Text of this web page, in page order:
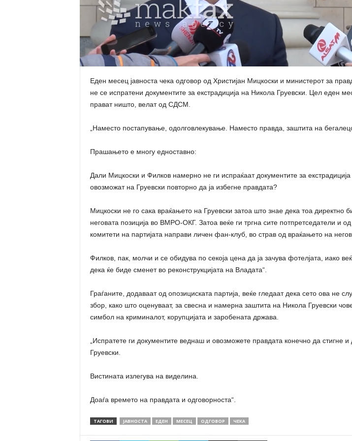
Еден месец јавноста чека одговор од Христијан Мицкоски и министерот за
не се испратени документите за екстрадиција на Никола Груевски. Цел еден
прават ништо, велат од СДСМ.
„Наместо постапување, одолговлекување. Наместо правда, заштита на
Прашањето е многу едноставно:
Дали Мицкоски и Филков намерно не ги испраќаат документите за
овозможат на Груевски повторно да ја избегне правдата?
Мицкоски не го сака враќањето на Груевски затоа што знае дека тоа директно
неговата позиција во ВМРО-ОКГ. Затоа веќе ги тргна сите потпретседатели и
комитети на партијата направи личен фан-клуб, во страв од враќањето на
Филков, пак, молчи и се обидува по секоја цена да ја зачува фотелјата, иако
дека ќе биде сменет во реконструкцијата на Владата“.
Граѓаните, додаваат од опозициската партија, веќе гледаат дека сето ова не
збор, како што оценуваат, за свесна и намерна заштита на Никола Груевски
симбол на криминалот, корупцијата и заробената држава.
„Испратете ги документите веднаш и овозможете правдата конечно да стигне
Груевски.
Вистината излегува на виделина.
Доаѓа времето на правдата и одговорноста“.
ТАГОВИ ЈАВНОСТА ЕДЕН МЕСЕЦ ОДГОВОР ЧЕКА